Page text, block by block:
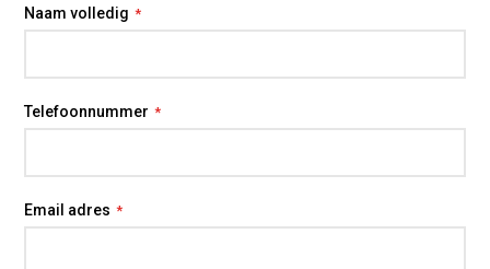
Naam volledig
Telefoonnummer
Email adres